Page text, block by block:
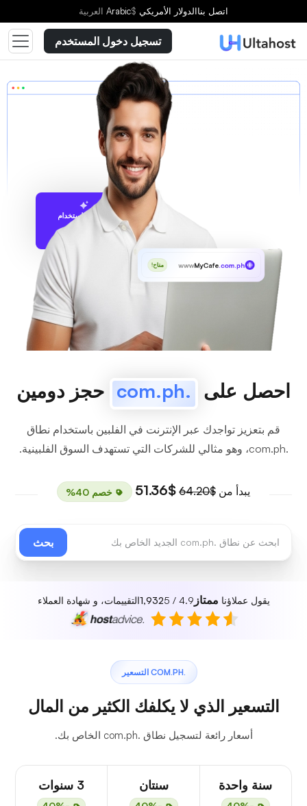
اتصل بناالدولار الأمريكي $
Arabic العربية
تسجيل دخول المستخدم
الاقتراح باستخدام
wwwMyCafe .com.ph متاح!
احصل على .com.ph حجز دومين
قم بتعزيز تواجدك عبر الإنترنت في الفلبين باستخدام نطاق
.com.ph، وهو مثالي للشركات التي تستهدف السوق الفلبينية.
يبدأ من $64.20
$51.36 خصم 40%
بحث
يقول عملاؤنا ممتاز 4.9 / 5
1,932التقييمات، و شهادة العملاء
.COM.PH التسعير
التسعير الذي لا يكلفك الكثير من المال
أسعار رائعة لتسجيل نطاق .com.ph الخاص بك.
سنة واحدة سنتان 3 سنوات